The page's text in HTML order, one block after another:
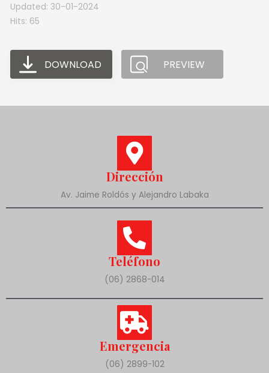
Updated: 30-01-2024
Hits: 65
DOWNLOAD PREVIEW
Dirección
Av. Jaime Roldós y Alejandro Labaka
Teléfono
(06) 2868-014
Emergencia
(06) 2899-102